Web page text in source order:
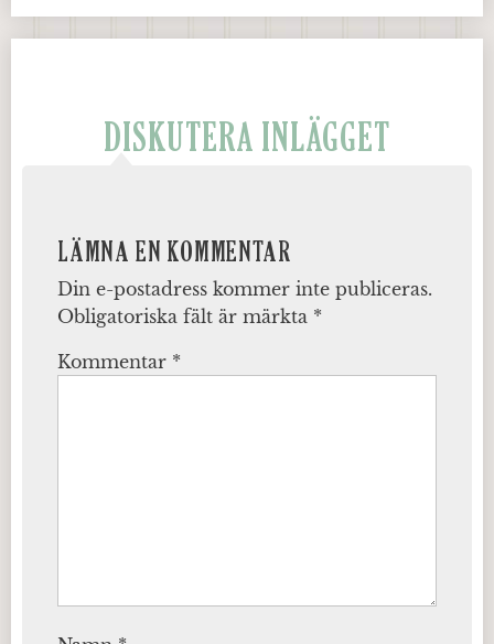
DISKUTERA INLÄGGET
LÄMNA EN KOMMENTAR
Din e-postadress kommer inte publiceras.
Obligatoriska fält är märkta *
Kommentar *